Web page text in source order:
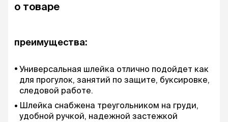
о товаре
преимущества:
Универсальная шлейка отлично подойдет как
для прогулок, занятий по защите, буксировке,
следовой работе.
Шлейка снабжена треугольником на груди,
удобной ручкой, надежной застежкой